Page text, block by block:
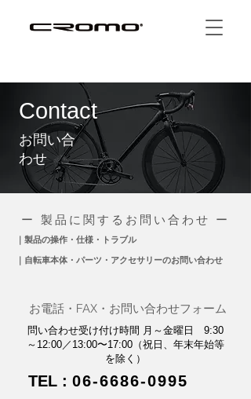
Contact
お問い合
わせ
ー 製品に関するお問い合わせ ー
｜製品の操作・仕様・トラブル
｜自転車本体・パーツ・アクセサリーのお問い合わせ
お電話・FAX・お問い合わせフォーム
問い合わせ受け付け時間 月～金曜日 9:30
～12:00／13:00〜17:00（祝日、年末年始等
を除く）
TEL : 06-6686-0995